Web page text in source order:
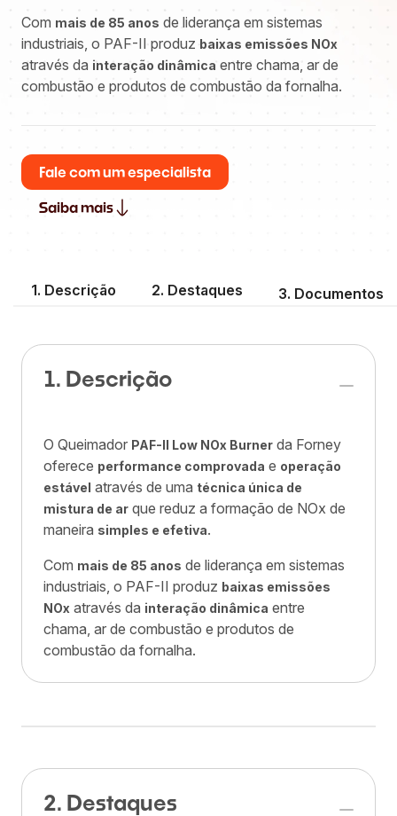
Com mais de 85 anos de liderança em sistemas
industriais, o PAF-II produz baixas emissões NOx
através da interação dinâmica entre chama, ar de
combustão e produtos de combustão da fornalha.
Fale com um especialista
Saiba mais
1. Descrição 2. Destaques 3. Documentos
1. Descrição
O Queimador PAF-II Low NOx Burner da Forney
oferece performance comprovada e operação
estável através de uma técnica única de
mistura de ar que reduz a formação de NOx de
maneira simples e efetiva.
Com mais de 85 anos de liderança em sistemas
industriais, o PAF-II produz baixas emissões
NOx através da interação dinâmica entre
chama, ar de combustão e produtos de
combustão da fornalha.
2. Destaques